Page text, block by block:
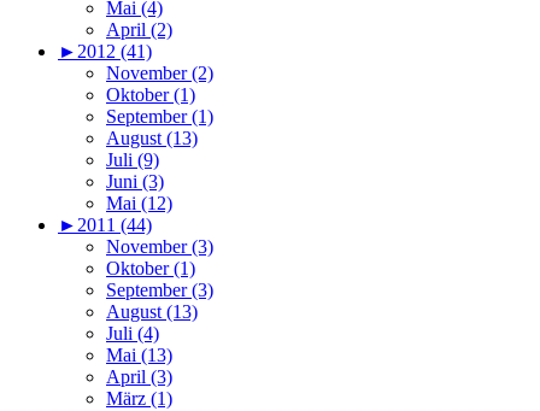
Mai (4)
April (2)
► 2012 (41)
November (2)
Oktober (1)
September (1)
August (13)
Juli (9)
Juni (3)
Mai (12)
► 2011 (44)
November (3)
Oktober (1)
September (3)
August (13)
Juli (4)
Mai (13)
April (3)
März (1)